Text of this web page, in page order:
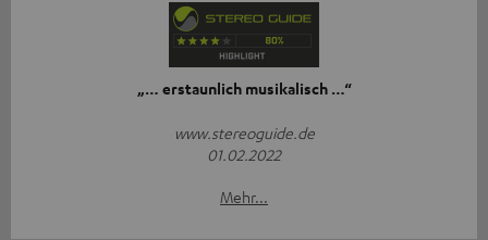
„… erstaunlich musikalisch …“
www.stereoguide.de
01.02.2022
Mehr...